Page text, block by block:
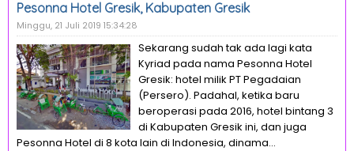
Pesonna Hotel Gresik, Kabupaten Gresik
Minggu, 21 Juli 2019 15:34:28
Sekarang sudah tak ada lagi kata
Kyriad pada nama Pesonna Hotel
Gresik: hotel milik PT Pegadaian
(Persero). Padahal, ketika baru
beroperasi pada 2016, hotel bintang 3
di Kabupaten Gresik ini, dan juga
Pesonna Hotel di 8 kota lain di Indonesia, dinama...